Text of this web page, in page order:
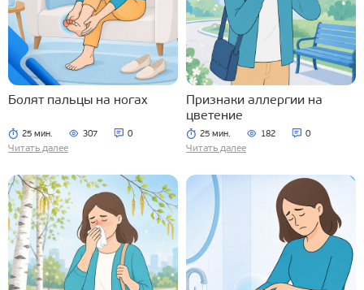
Болят пальцы на ногах
25 мин. 307 0
Читать далее
Признаки аллергии на
цветение
25 мин. 182 0
Читать далее